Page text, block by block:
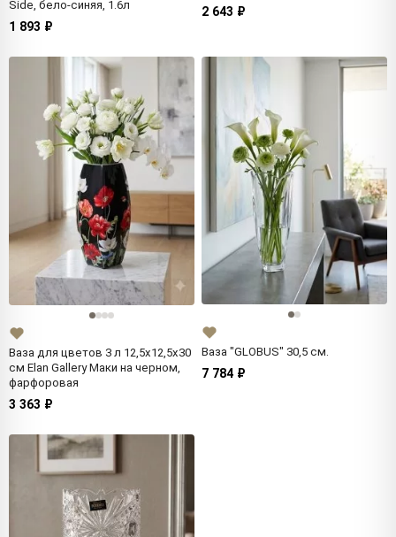
Side, бело-синяя, 1.6л
1 893 ₽
2 643 ₽
Ваза для цветов 3 л 12,5х12,5х30
см Elan Gallery Маки на черном,
фарфоровая
3 363 ₽
Ваза "GLOBUS" 30,5 см.
7 784 ₽